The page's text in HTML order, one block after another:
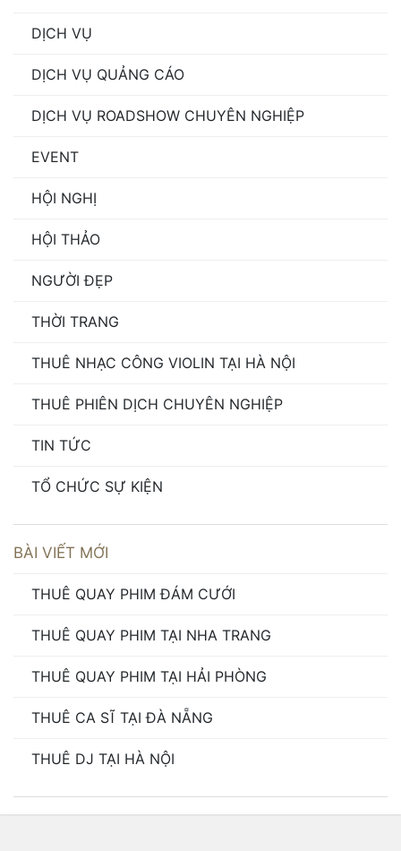
DỊCH VỤ
DỊCH VỤ QUẢNG CÁO
DỊCH VỤ ROADSHOW CHUYÊN NGHIỆP
EVENT
HỘI NGHỊ
HỘI THẢO
NGƯỜI ĐẸP
THỜI TRANG
THUÊ NHẠC CÔNG VIOLIN TẠI HÀ NỘI
THUÊ PHIÊN DỊCH CHUYÊN NGHIỆP
TIN TỨC
TỔ CHỨC SỰ KIỆN
BÀI VIẾT MỚI
THUÊ QUAY PHIM ĐÁM CƯỚI
THUÊ QUAY PHIM TẠI NHA TRANG
THUÊ QUAY PHIM TẠI HẢI PHÒNG
THUÊ CA SĨ TẠI ĐÀ NẴNG
THUÊ DJ TẠI HÀ NỘI